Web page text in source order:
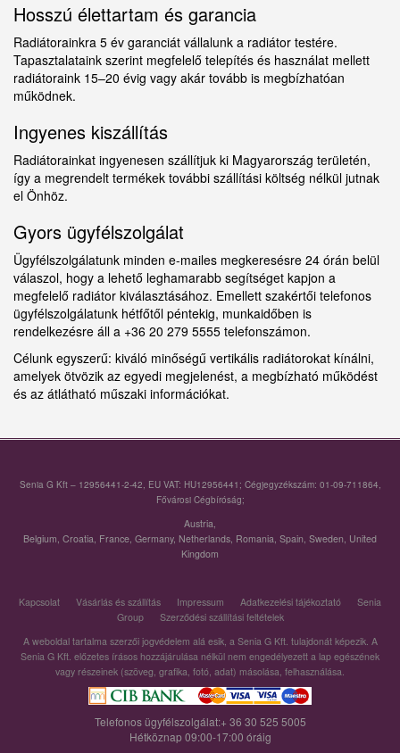
Hosszú élettartam és garancia
Radiátorainkra 5 év garanciát vállalunk a radiátor testére.
Tapasztalataink szerint megfelelő telepítés és használat mellett
radiátoraink 15–20 évig vagy akár tovább is megbízhatóan
működnek.
Ingyenes kiszállítás
Radiátorainkat ingyenesen szállítjuk ki Magyarország területén,
így a megrendelt termékek további szállítási költség nélkül jutnak
el Önhöz.
Gyors ügyfélszolgálat
Ügyfélszolgálatunk minden e-mailes megkeresésre 24 órán belül
válaszol, hogy a lehető leghamarabb segítséget kapjon a
megfelelő radiátor kiválasztásához. Emellett szakértői telefonos
ügyfélszolgálatunk hétfőtől péntekig, munkaidőben is
rendelkezésre áll a +36 20 279 5555 telefonszámon.
Célunk egyszerű: kiváló minőségű vertikális radiátorokat kínálni,
amelyek ötvözik az egyedi megjelenést, a megbízható működést
és az átlátható műszaki információkat.
Senia G Kft – 12956441-2-42, EU VAT: HU12956441; Cégjegyzékszám: 01-09-711864,
Fővárosi Cégbíróság;
Austria,
Belgium, Croatia, France, Germany, Netherlands, Romania, Spain, Sweden, United
Kingdom
Kapcsolat Vásárlás és szállítás Impressum Adatkezelési tájékoztató
Senia
Group
Szerződési szállítási feltételek
A weboldal tartalma szerzői jogvédelem alá esik, a Senia G Kft. tulajdonát képezik. A
Senia G Kft. előzetes írásos hozzájárulása nélkül nem engedélyezett a lap egészének
vagy részeinek (szöveg, grafika, fotó, adat) másolása, felhasználása.
Telefonos ügyfélszolgálat:+ 36 30 525 5005
Hétköznap 09:00-17:00 óráig